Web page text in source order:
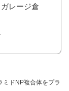
レージ倉
ミドNP複合体をプラ